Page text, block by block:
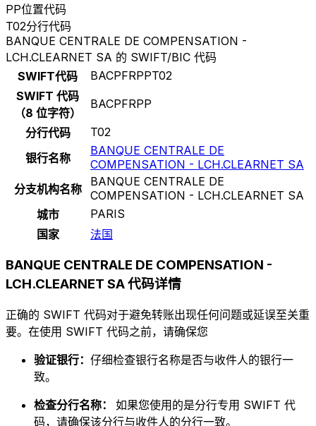
PP位置代码
T02分行代码
BANQUE CENTRALE DE COMPENSATION -
LCH.CLEARNET SA 的 SWIFT/BIC 代码
SWIFT代码
BACPFRPPT02
SWIFT 代码
（8 位字符）
BACPFRPP
分行代码
T02
银行名称
BANQUE CENTRALE DE
COMPENSATION - LCH.CLEARNET SA
分支机构名称
BANQUE CENTRALE DE
COMPENSATION - LCH.CLEARNET SA
城市
PARIS
国家
法国
BANQUE CENTRALE DE COMPENSATION -
LCH.CLEARNET SA 代码详情
正确的 SWIFT 代码对于避免转账出现任何问题或延误至关重
要。在使用 SWIFT 代码之前，请确保您
验证银行： 仔细检查银行名称是否与收件人的银行一
致。
检查分行名称： 如果您使用的是分行专用 SWIFT 代
码，请确保该分行与收件人的分行一致。